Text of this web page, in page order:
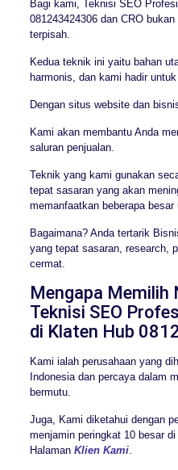
Bagi kami, Teknisi SEO
081243424306 dan CRO
terpisah.
Kedua teknik ini yaitu bahan
harmonis, dan kami hadir
Dengan situs website dan
Kami akan membantu Anda
saluran penjualan.
Teknik yang kami gunakan
tepat sasaran yang akan
memanfaatkan beberapa besar
Bagaimana? Anda tertarik
yang tepat sasaran, research,
cermat.
Mengapa Memilih
Teknisi SEO
di Klaten Hub
Kami ialah perusahaan yang
Indonesia dan percaya dalam
bermutu.
Juga, Kami diketahui dengan
menjamin peringkat 10 besar
Halaman Klien Kami.